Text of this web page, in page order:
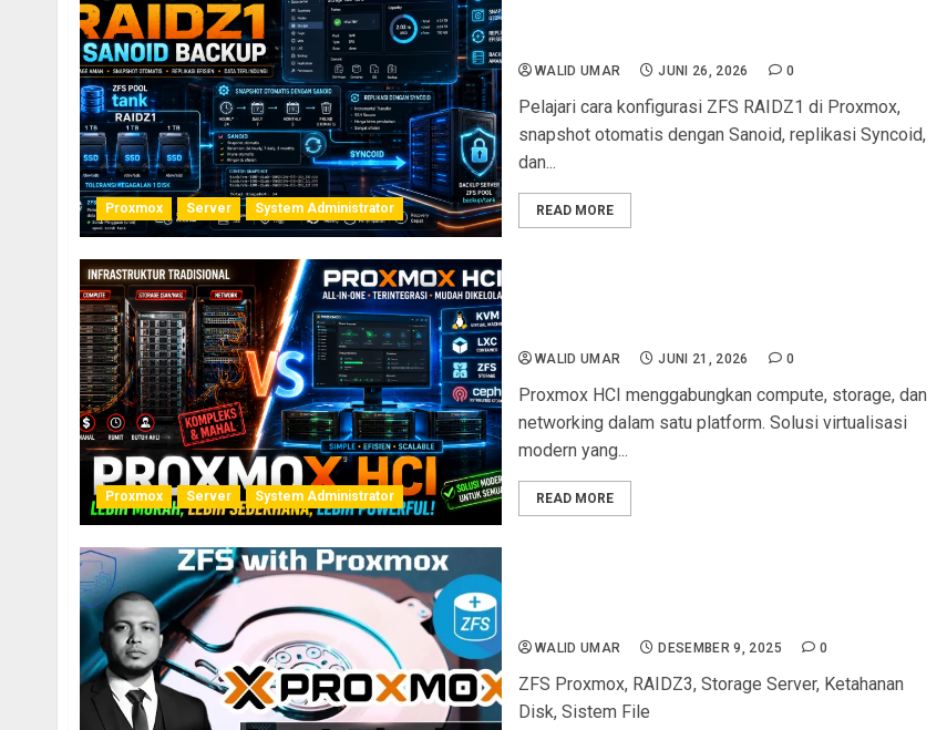
Proxmox Server System Administrator
WALID UMAR JUNI 26, 2026 0
Pelajari cara konfigurasi ZFS RAIDZ1 di Proxmox,
snapshot otomatis dengan Sanoid, replikasi Syncoid,
dan...
READ MORE
Proxmox Server System Administrator
WALID UMAR JUNI 21, 2026 0
Proxmox HCI menggabungkan compute, storage, dan
networking dalam satu platform. Solusi virtualisasi
modern yang...
READ MORE
WALID UMAR DESEMBER 9, 2025 0
ZFS Proxmox, RAIDZ3, Storage Server, Ketahanan
Disk, Sistem File